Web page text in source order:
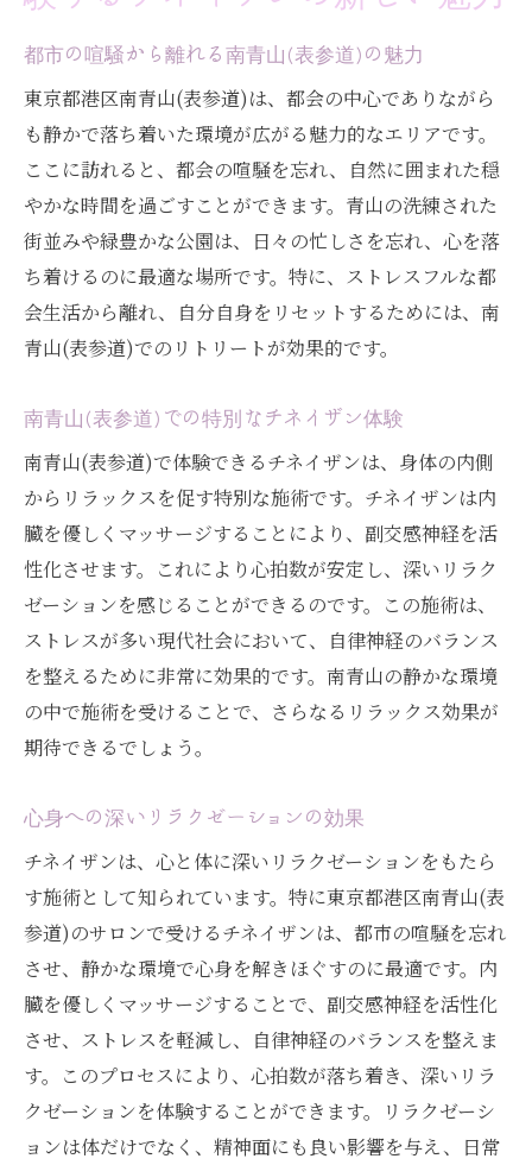
都市の喧騒から離れる南青山(表参道)の魅力
東京都港区南青山(表参道)は、都会の中心でありながら
も静かで落ち着いた環境が広がる魅力的なエリアです。
ここに訪れると、都会の喧騒を忘れ、自然に囲まれた穏
やかな時間を過ごすことができます。青山の洗練された
街並みや緑豊かな公園は、日々の忙しさを忘れ、心を落
ち着けるのに最適な場所です。特に、ストレスフルな都
会生活から離れ、自分自身をリセットするためには、南
青山(表参道)でのリトリートが効果的です。
南青山(表参道)での特別なチネイザン体験
南青山(表参道)で体験できるチネイザンは、身体の内側
からリラックスを促す特別な施術です。チネイザンは内
臓を優しくマッサージすることにより、副交感神経を活
性化させます。これにより心拍数が安定し、深いリラク
ゼーションを感じることができるのです。この施術は、
ストレスが多い現代社会において、自律神経のバランス
を整えるために非常に効果的です。南青山の静かな環境
の中で施術を受けることで、さらなるリラックス効果が
期待できるでしょう。
心身への深いリラクゼーションの効果
チネイザンは、心と体に深いリラクゼーションをもたら
す施術として知られています。特に東京都港区南青山(表
参道)のサロンで受けるチネイザンは、都市の喧騒を忘れ
させ、静かな環境で心身を解きほぐすのに最適です。内
臓を優しくマッサージすることで、副交感神経を活性化
させ、ストレスを軽減し、自律神経のバランスを整えま
す。このプロセスにより、心拍数が落ち着き、深いリラ
クゼーションを体験することができます。リラクゼーシ
ョンは体だけでなく、精神面にも良い影響を与え、日常